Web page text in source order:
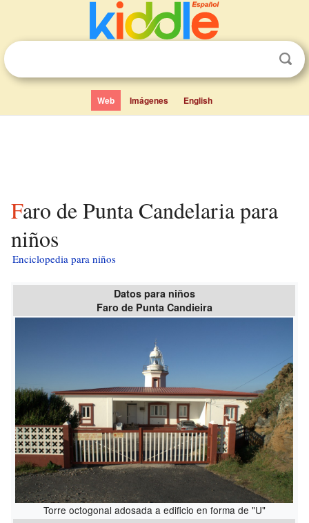
Web Imágenes English
Faro de Punta Candelaria para
niños
Enciclopedia para niños
Datos para niños
Faro de Punta Candieira
Torre octogonal adosada a edificio en forma de "U"